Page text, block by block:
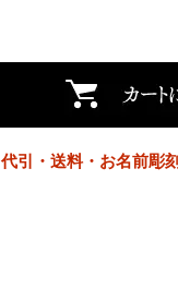
代引・送料・お名前彫